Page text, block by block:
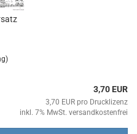
3,70 EUR
3,70 EUR pro Drucklizenz
inkl. 7% MwSt. versandkostenfrei